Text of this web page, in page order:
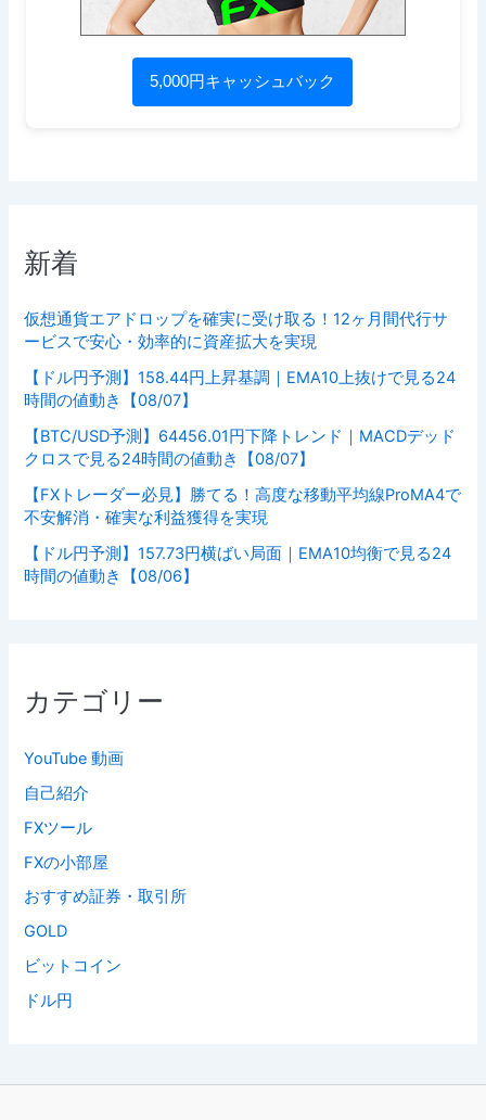
5,000円キャッシュバック
新着
仮想通貨エアドロップを確実に受け取る！12ヶ月間代行サ
ービスで安心・効率的に資産拡大を実現
【ドル円予測】158.44円上昇基調｜EMA10上抜けで見る24
時間の値動き【08/07】
【BTC/USD予測】64456.01円下降トレンド｜MACDデッド
クロスで見る24時間の値動き【08/07】
【FXトレーダー必見】勝てる！高度な移動平均線ProMA4で
不安解消・確実な利益獲得を実現
【ドル円予測】157.73円横ばい局面｜EMA10均衡で見る24
時間の値動き【08/06】
カテゴリー
YouTube 動画
自己紹介
FXツール
FXの小部屋
おすすめ証券・取引所
GOLD
ビットコイン
ドル円